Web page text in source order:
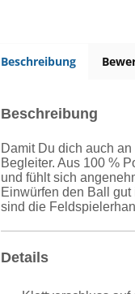
Beschreibung
Beschreibung
Damit Du dich auch
Begleiter. Aus 100 %
und fühlt sich
Einwürfen den Ball
sind die
Details